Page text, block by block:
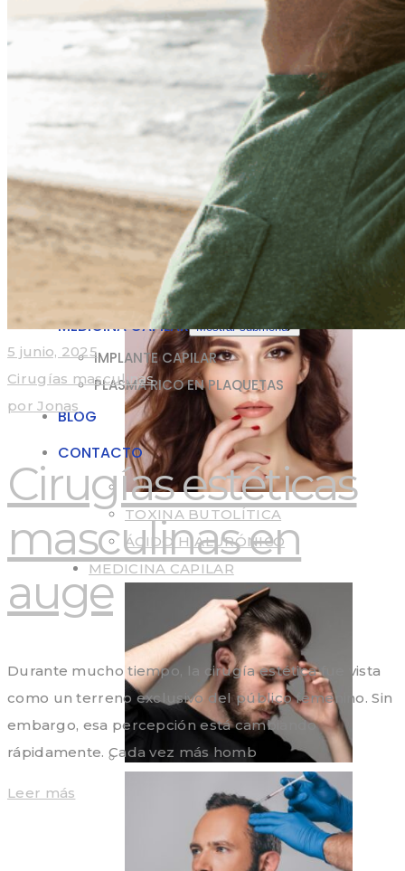
Aumento gluteos
CIRUGÍA GENITAL
Labioplastia
MEDICINA ESTÉTICA
TOXINA BUTOLÍTICA
ÁCIDO HIALURÓNICO
MEDICINA CAPILAR
Otoplastia
Bichectomia
CIRUGÍA CORPORAL
Mostrar submenú
Mini Dermo + Lipo
Aumento Gluteos
CIRUGÍA GENITAL
Mostrar submenú
Labioplastia
MEDICINA ESTÉTICA Mostrar submenú
TOXINA BUTOLÍTICA
ÁCIDO HIALURÓNICO
MEDICINA CAPILAR Mostrar submenú
IMPLANTE CAPILAR
PLASMA RICO EN PLAQUETAS
BLOG
CONTACTO
5 junio, 2025
Cirugías masculinas
por Jonas
Cirugías estéticas
masculinas en
auge
Durante mucho tiempo, la cirugía estética fue vista
como un terreno exclusivo del público femenino. Sin
embargo, esa percepción está cambiando
rápidamente. Cada vez más homb
Leer más